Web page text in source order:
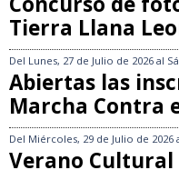
Tierra Llana
Del Lunes, 27 de Julio de 2026 al
Abiertas las
Marcha Contra
Del Miércoles, 29 de Julio de 2026
Verano